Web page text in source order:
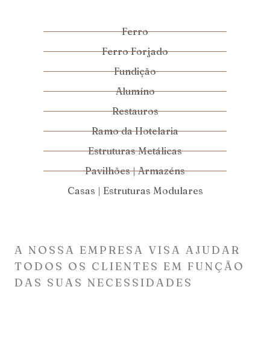
Ferro
Ferro Forjado
Fundição
Alumíno
Restauros
Ramo da Hotelaria
Estruturas Metálicas
Pavilhões | Armazéns
Casas | Estruturas Modulares
A NOSSA EMPRESA VISA AJUDAR
TODOS OS CLIENTES EM FUNÇÃO
DAS SUAS NECESSIDADES